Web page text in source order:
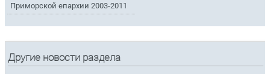
Приморской епархии 2003-2011
Другие новости раздела